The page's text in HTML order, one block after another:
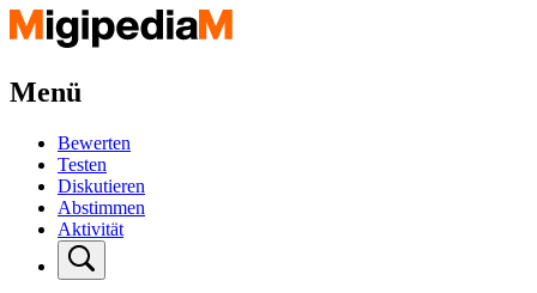
Menü
Bewerten
Testen
Diskutieren
Abstimmen
Aktivität